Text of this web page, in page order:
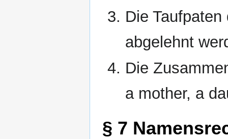
Die
abgelehnt
Die
a mother, a
§ 7